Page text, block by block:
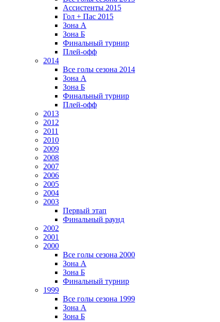
Ассистенты 2015
Гол + Пас 2015
Зона А
Зона Б
Финальный турнир
Плей-офф
2014
Все голы сезона 2014
Зона А
Зона Б
Финальный турнир
Плей-офф
2013
2012
2011
2010
2009
2008
2007
2006
2005
2004
2003
Первый этап
Финальный раунд
2002
2001
2000
Все голы сезона 2000
Зона А
Зона Б
Финальный турнир
1999
Все голы сезона 1999
Зона А
Зона Б